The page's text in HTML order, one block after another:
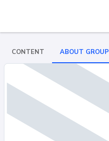
CONTENT ABOUT GROUP